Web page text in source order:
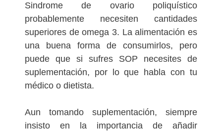
Sindrome de ovario poliquístico
probablemente necesiten cantidades
superiores de omega 3. La alimentación es
una buena forma de consumirlos, pero
puede que si sufres SOP necesites de
suplementación, por lo que habla con tu
médico o dietista.
Aun tomando suplementación, siempre
insisto en la importancia de añadir